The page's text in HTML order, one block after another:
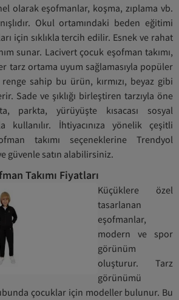
olarak eşofmanlar, koşma, zıplama vb.
Okul ortamındaki beden eğitimi
için sıklıkla tercih edilir. Esnek ve rahat
sunar. Lacivert çocuk eşofman takımı,
tarz ortama uyum sağlamasıyla popüler
sahip bu ürün, kırmızı, beyaz gibi
Sade ve şıklığı birleştiren tarzıyla öne
parkta, yürüyüşte kısacası sosyal
kullanılır. İhtiyacınıza yönelik çeşitli
takımı seçeneklerine Trendyol
güvenle satın alabilirsiniz.
Takımı Fiyatları
Küçüklere özel
tasarlanan
eşofmanlar,
modern ve spor
görünüm
oluşturur. Tarz
görünümü
çocuklar için modeller bulunur. Bu